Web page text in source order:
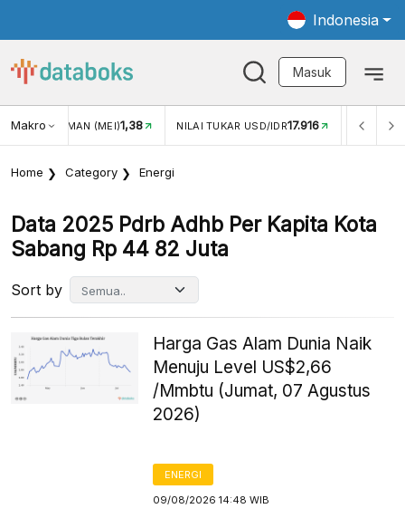
Indonesia
Masuk
MakroWISMAN (MEI)1,38 NILAI TUKAR USD/IDR17.916 INFLASI
Home Category Energi
Data 2025 Pdrb Adhb Per Kapita Kota
Sabang Rp 44 82 Juta
Sort by
Harga Gas Alam Dunia Naik
Menuju Level US$2,66
/Mmbtu (Jumat, 07 Agustus
2026)
ENERGI
09/08/2026 14:48 WIB